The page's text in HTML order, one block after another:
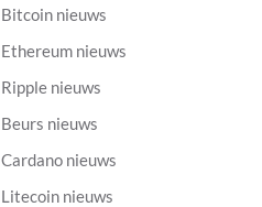
Bitcoin nieuws
Ethereum nieuws
Ripple nieuws
Beurs nieuws
Cardano nieuws
Litecoin nieuws